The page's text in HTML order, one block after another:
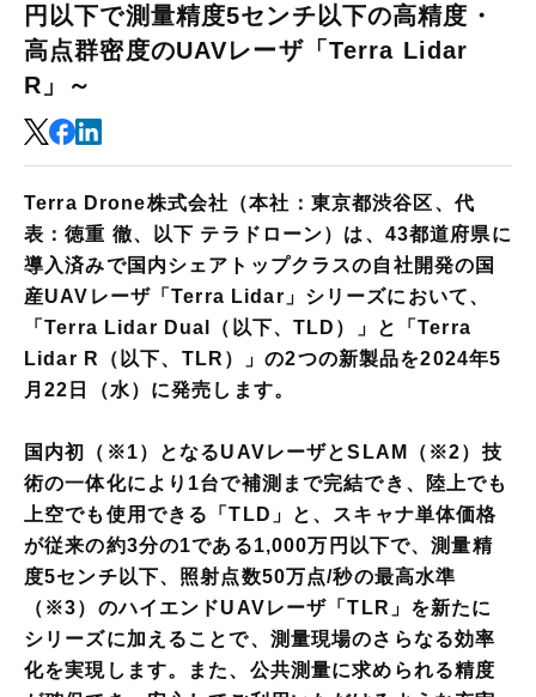
円以下で測量精度5センチ以下の高精度・
高点群密度のUAVレーザ「Terra Lidar
R」～
Terra Drone株式会社（本社：東京都渋谷区、代
表：徳重 徹、以下 テラドローン）は、43都道府県に
導入済みで国内シェアトップクラスの自社開発の国
産UAVレーザ「Terra Lidar」シリーズにおいて、
「Terra Lidar Dual（以下、TLD）」と「Terra
Lidar R（以下、TLR）」の2つの新製品を2024年5
月22日（水）に発売します。
国内初（※1）となるUAVレーザとSLAM（※2）技
術の一体化により1台で補測まで完結でき、陸上でも
上空でも使用できる「TLD」と、スキャナ単体価格
が従来の約3分の1である1,000万円以下で、測量精
度5センチ以下、照射点数50万点/秒の最高水準
（※3）のハイエンドUAVレーザ「TLR」を新たに
シリーズに加えることで、測量現場のさらなる効率
化を実現します。また、公共測量に求められる精度